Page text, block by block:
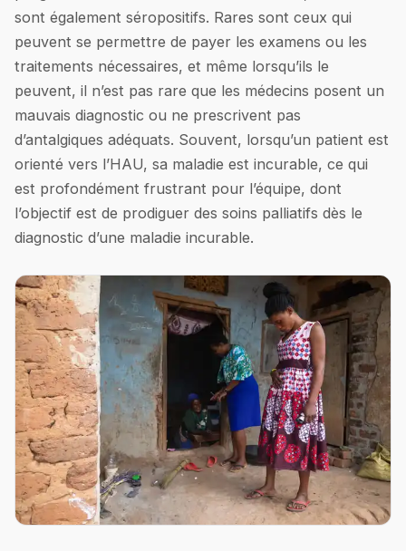
sont également séropositifs. Rares sont ceux qui
peuvent se permettre de payer les examens ou les
traitements nécessaires, et même lorsqu’ils le
peuvent, il n’est pas rare que les médecins posent un
mauvais diagnostic ou ne prescrivent pas
d’antalgiques adéquats. Souvent, lorsqu’un patient est
orienté vers l’HAU, sa maladie est incurable, ce qui
est profondément frustrant pour l’équipe, dont
l’objectif est de prodiguer des soins palliatifs dès le
diagnostic d’une maladie incurable.